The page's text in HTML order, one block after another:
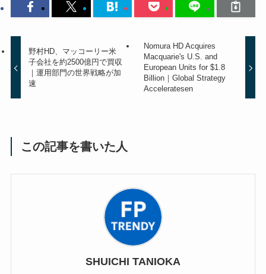
野村HD、マッコーリー米
子会社を約2500億円で買収
｜運用部門の世界戦略が加
速
Nomura HD Acquires
Macquarie's U.S. and
European Units for $1.8
Billion｜Global Strategy
Acceleratesen
この記事を書いた人
SHUICHI TANIOKA